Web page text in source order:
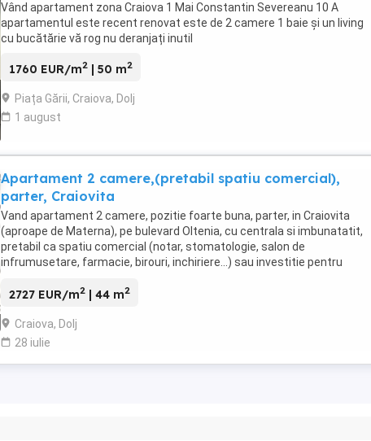
Vând apartament zona Craiova 1 Mai Constantin Severeanu 10 A
apartamentul este recent renovat este de 2 camere 1 baie și un living
cu bucătărie vă rog nu deranjați inutil
1760 EUR/m2 | 50 m2
Piața Gării, Craiova, Dolj
1 august
Apartament 2 camere,(pretabil spatiu comercial),
parter, Craiovita
Vand apartament 2 camere, pozitie foarte buna, parter, in Craiovita
(aproape de Materna), pe bulevard Oltenia, cu centrala si imbunatatit,
pretabil ca spatiu comercial (notar, stomatologie, salon de
infrumusetare, farmacie, birouri, inchiriere...) sau investitie pentru
2727 EUR/m2 | 44 m2
Craiova, Dolj
28 iulie